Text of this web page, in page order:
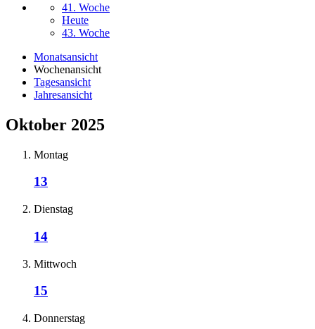
41. Woche
Heute
43. Woche
Monatsansicht
Wochenansicht
Tagesansicht
Jahresansicht
Oktober 2025
Montag
13
Dienstag
14
Mittwoch
15
Donnerstag